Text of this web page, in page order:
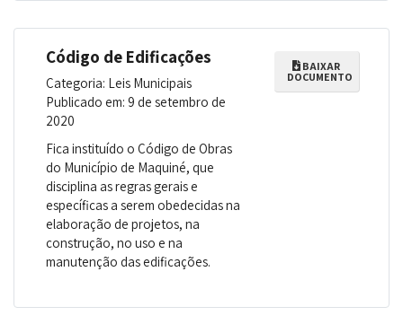
Código de Edificações
Categoria: Leis Municipais
Publicado em: 9 de setembro de
2020
Fica instituído o Código de Obras
do Município de Maquiné, que
disciplina as regras gerais e
específicas a serem obedecidas na
elaboração de projetos, na
construção, no uso e na
manutenção das edificações.
BAIXAR
DOCUMENTO